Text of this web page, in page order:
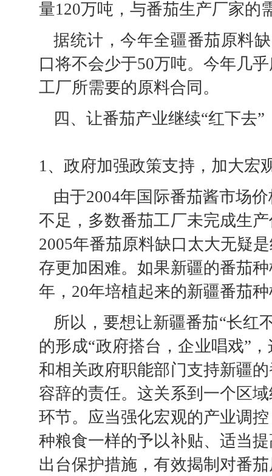
量120万吨，与番茄生产厂家的
据统计，今年全疆番茄原料
口将不会少于50万吨。今年几
工厂所需要的原料合同。
四、让番茄产业继续“红下去”
1、政府加强政策支持，加大宏
由于2004年国际番茄酱市场
不足，多数番茄工厂未完成生
2005年番茄原料缺口太大无疑
存更加困难。如果新疆的番茄
年，20年培植起来的新疆番茄
所以，要想让新疆番茄“长红
的形成“政府搭台，企业唱戏”
和相关政府职能部门支持新疆
容辞的责任。这关系到一个区
环节。应当强化宏观的产业调
种粮食一样的予以补贴、适当
出台保护措施，有效揭制对番